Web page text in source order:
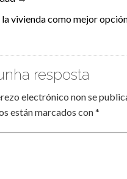
vivienda como mejor
resposta
electrónico non se
están marcados con*